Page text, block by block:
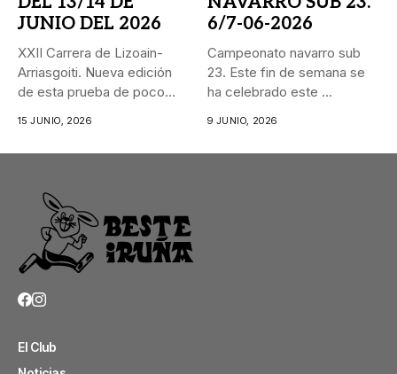
JUNIO DEL 2026
XXII Carrera de Lizoain-
Arriasgoiti. Nueva edición
de esta prueba de poco
15 JUNIO, 2026
6/7-06-2026
Campeonato navarro sub
23. Este fin de semana se
ha celebrado este ...
9 JUNIO, 2026
El Club